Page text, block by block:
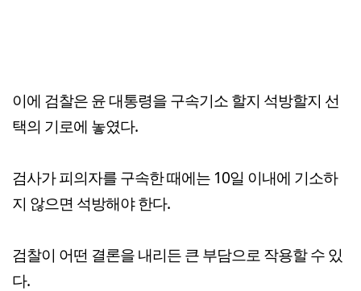
이에 검찰은 윤 대통령을 구속기소 할지 석방할지 선
택의 기로에 놓였다.
검사가 피의자를 구속한 때에는 10일 이내에 기소하
지 않으면 석방해야 한다.
검찰이 어떤 결론을 내리든 큰 부담으로 작용할 수 있
다.